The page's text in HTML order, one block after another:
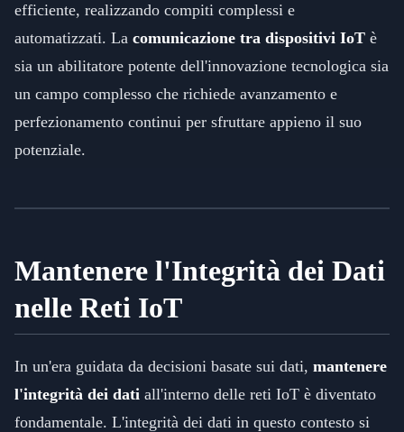
efficiente, realizzando compiti complessi e
automatizzati. La comunicazione tra dispositivi IoT è
sia un abilitatore potente dell'innovazione tecnologica sia
un campo complesso che richiede avanzamento e
perfezionamento continui per sfruttare appieno il suo
potenziale.
Mantenere l'Integrità dei Dati
nelle Reti IoT
In un'era guidata da decisioni basate sui dati, mantenere
l'integrità dei dati all'interno delle reti IoT è diventato
fondamentale. L'integrità dei dati in questo contesto si